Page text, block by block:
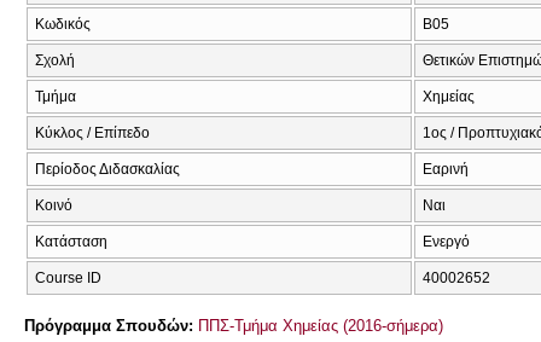
Κωδικός Β05
Σχολή Θετικών
Τμήμα Χημείας
Κύκλος / Επίπεδο 1ος /
Περίοδος Διδασκαλίας Εαρινή
Κοινό Ναι
Κατάσταση Ενεργό
Course ID 40002652
Πρόγραμμα Σπουδών: ΠΠΣ-Τμήμα Χημείας (2016-σήμερα)